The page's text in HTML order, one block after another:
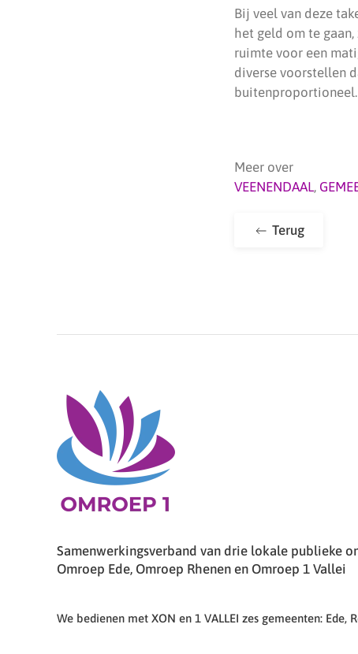
Bij veel van deze
het geld om te
ruimte voor een
diverse voorstellen
buitenproportioneel.
Meer over
VEENENDAAL,
Terug
Samenwerkingsverband van drie lokale publieke
Omroep Ede, Omroep Rhenen en Omroep 1 Vallei
We bedienen met XON en 1 VALLEI zes gemeenten: Ede,